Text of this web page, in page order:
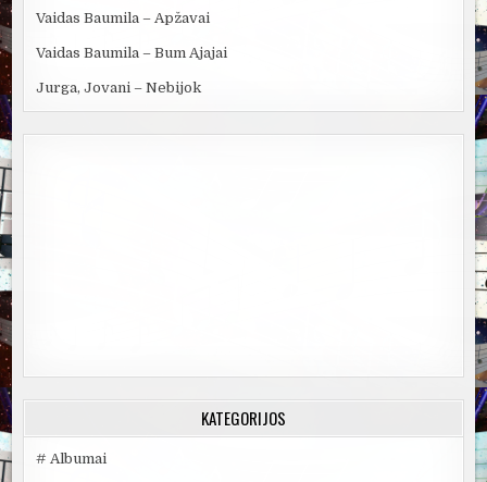
Vaidas Baumila – Apžavai
Vaidas Baumila – Bum Ajajai
Jurga, Jovani – Nebijok
KATEGORIJOS
# Albumai